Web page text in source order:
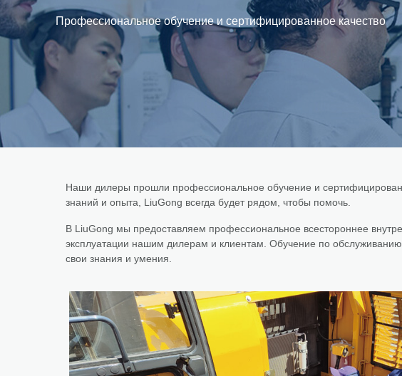
Профессиональное обучение и сертифицированное качество
Наши дилеры прошли профессиональное обучение и
знаний и опыта, LiuGong всегда будет рядом, чтобы помочь.
В LiuGong мы предоставляем профессиональное всестороннее
эксплуатации нашим дилерам и клиентам. Обучение по обслуживанию
свои знания и умения.